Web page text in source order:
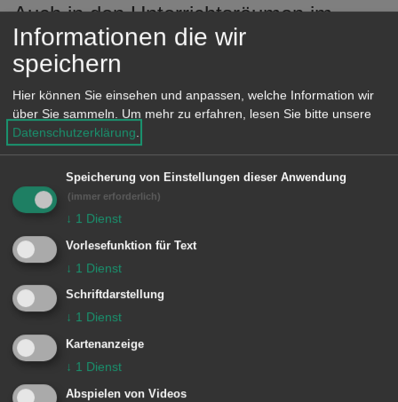
Auch in den Unterrichtsräumen im
Bürgerhaus Wasseralfingen,
Stefansplatz 5, 73433 Aalen-
Wasseralfingen gilt dieses Angebot.
Das Team der Musikschule der Stadt
Besucherinnen und Besucher.
Informationen
Nähere Informationen erhalten Sie
unter Telefon: 07361 5249610 oder
musikschule@aalen.de
Informationen die wir
speichern
Hier können Sie einsehen und anpassen, welche Information wir
über Sie sammeln.
Um mehr zu erfahren, lesen Sie bitte unsere
Datenschutzerklärung
Speicherung von Einstellungen dieser Anwendung
(immer erforderlich)
↓ 1 Dienst
Vorlesefunktion für Text
↓ 1 Dienst
Schriftdarstellung
↓ 1 Dienst
Kartenanzeige
↓ 1 Dienst
Abspielen von Videos